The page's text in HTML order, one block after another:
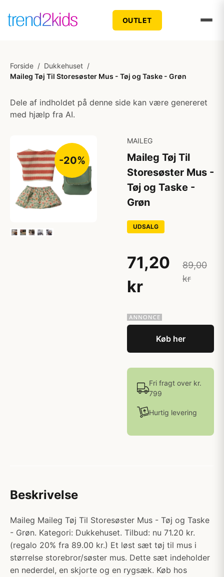
OUTLET
Forside / Dukkehuset /
Maileg Tøj Til Storesøster Mus - Tøj og Taske - Grøn
Dele af indholdet på denne side kan være genereret
med hjælp fra AI.
-20%
MAILEG
Maileg Tøj Til
Storesøster Mus -
Tøj og Taske -
Grøn
UDSALG
71,20
kr
89,00
kr
Køb her
Fri fragt over kr.
799
Hurtig levering
Beskrivelse
Maileg Maileg Tøj Til Storesøster Mus - Tøj og Taske
- Grøn. Kategori: Dukkehuset. Tilbud: nu 71.20 kr.
(regalo 20% fra 89.00 kr.) Et løst sæt tøj til mus i
størrelse storebror/søster mus. Dette sæt indeholder
en nederdel, en skjorte og en rygsæk. Køb hos